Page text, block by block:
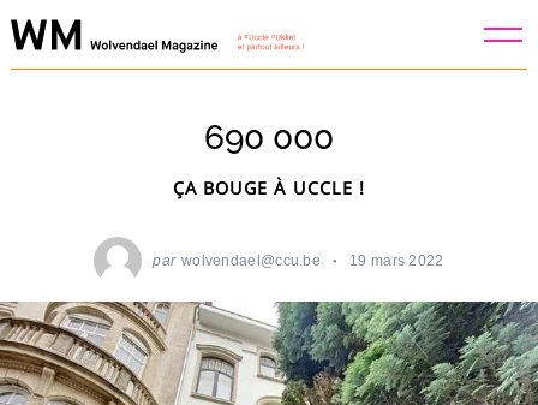
Skip
to
690 000
ÇA BOUGE À UCCLE !
par wolvendael@ccu.be 19 mars 2022